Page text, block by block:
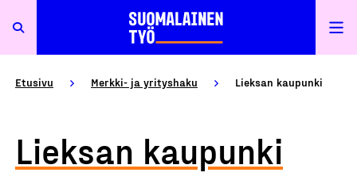
Etusivu Merkki- ja yrityshaku Lieksan kaupunki
Lieksan kaupunki